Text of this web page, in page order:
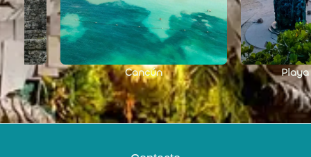
Cancún Playa del